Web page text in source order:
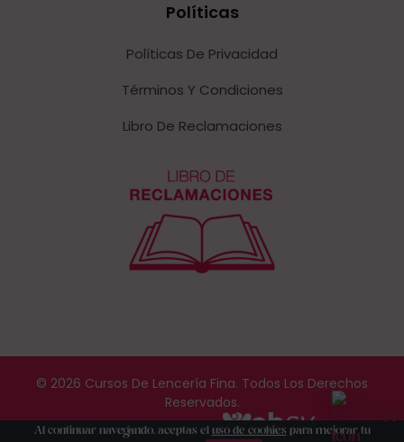
Políticas
Políticas De Privacidad
Términos Y Condiciones
Libro De Reclamaciones
© 2026 Cursos De Lencería Fina. Todos Los Derechos
Reservados.
Web Desarrollada Por
Al continuar navegando, aceptas eluso de cookies para mejorar tu